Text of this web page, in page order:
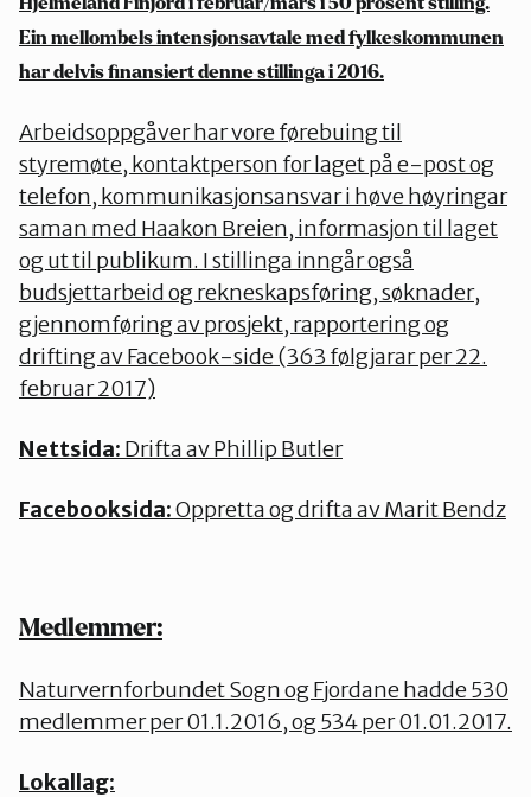
Ein mellombels intensjonsavtale med fylkeskommunen
har delvis finansiert denne stillinga i 2016.
Arbeidsoppgåver har vore førebuing til
styremøte, kontaktperson for laget på e-post og
telefon, kommunikasjonsansvar i høve høyringar
saman med Haakon Breien, informasjon til laget
og ut til publikum. I stillinga inngår også
budsjettarbeid og rekneskapsføring, søknader,
gjennomføring av prosjekt, rapportering og
drifting av Facebook-side (363 følgjarar per 22.
februar 2017)
Nettsida: Drifta av Phillip Butler
Facebooksida:Oppretta og drifta av Marit Bendz
Medlemmer:
Naturvernforbundet Sogn og Fjordane hadde 530
medlemmer per 01.1.2016, og 534 per 01.01.2017.
Lokallag: